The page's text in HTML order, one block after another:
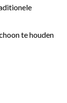
te houden